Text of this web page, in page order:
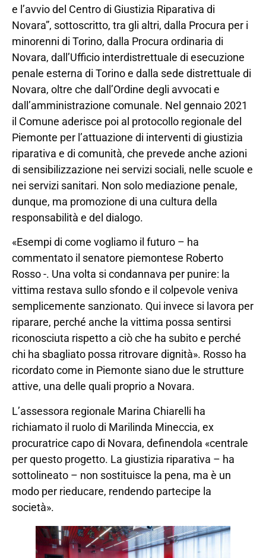
e l’avvio del Centro di Giustizia Riparativa di
Novara”, sottoscritto, tra gli altri, dalla Procura per i
minorenni di Torino, dalla Procura ordinaria di
Novara, dall’Ufficio interdistrettuale di esecuzione
penale esterna di Torino e dalla sede distrettuale di
Novara, oltre che dall’Ordine degli avvocati e
dall’amministrazione comunale. Nel gennaio 2021
il Comune aderisce poi al protocollo regionale del
Piemonte per l’attuazione di interventi di giustizia
riparativa e di comunità, che prevede anche azioni
di sensibilizzazione nei servizi sociali, nelle scuole e
nei servizi sanitari. Non solo mediazione penale,
dunque, ma promozione di una cultura della
responsabilità e del dialogo.
«Esempi di come vogliamo il futuro – ha
commentato il senatore piemontese Roberto
Rosso -. Una volta si condannava per punire: la
vittima restava sullo sfondo e il colpevole veniva
semplicemente sanzionato. Qui invece si lavora per
riparare, perché anche la vittima possa sentirsi
riconosciuta rispetto a ciò che ha subito e perché
chi ha sbagliato possa ritrovare dignità». Rosso ha
ricordato come in Piemonte siano due le strutture
attive, una delle quali proprio a Novara.
L’assessora regionale Marina Chiarelli ha
richiamato il ruolo di Marilinda Mineccia, ex
procuratrice capo di Novara, definendola «centrale
per questo progetto. La giustizia riparativa – ha
sottolineato – non sostituisce la pena, ma è un
modo per rieducare, rendendo partecipe la
società».